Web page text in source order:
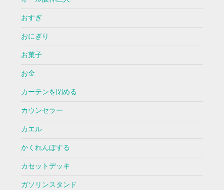
おすぎ
おにぎり
お菓子
お金
カーテンを閉める
カウンセラー
カエル
かくれんぼする
カセットデッキ
ガソリンスタンド